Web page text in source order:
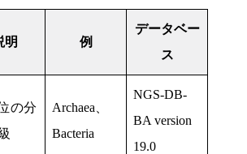
明 例
データベー
ス
の分
Archaea、
Bacteria
NGS-DB-
BA version
19.0